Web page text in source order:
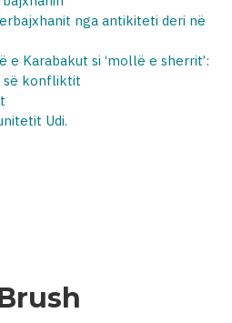
nga antikiteti deri në
e Karabakut si ‘mollë e sherrit’:
së konfliktit
Udi.